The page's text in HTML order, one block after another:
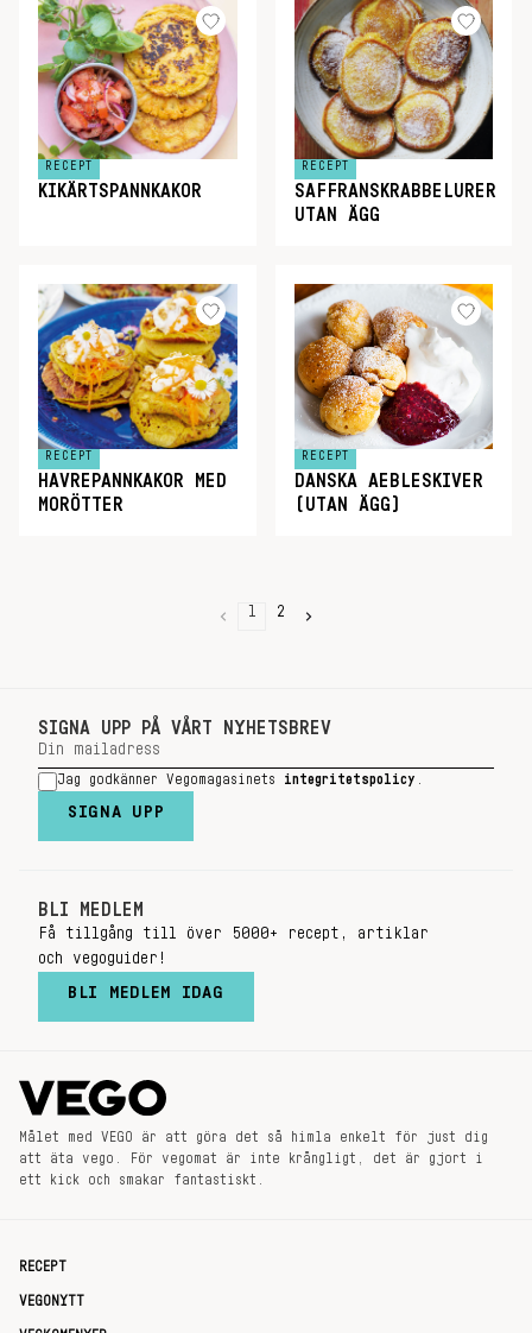
RECEPT
KIKÄRTSPANNKAKOR
RECEPT
SAFFRANSKRABBELURER
UTAN ÄGG
RECEPT
HAVREPANNKAKOR MED
MORÖTTER
RECEPT
DANSKA AEBLESKIVER
(UTAN ÄGG)
1 2
SIGNA UPP PÅ VÅRT NYHETSBREV
Jag godkänner Vegomagasinets integritetspolicy
SIGNA UPP
BLI MEDLEM
Få tillgång till över 5000+ recept, artiklar
och vegoguider!
BLI MEDLEM IDAG
Målet med VEGO är att göra det så himla enkelt för just dig
att äta vego. För vegomat är inte krångligt, det är gjort i
ett kick och smakar fantastiskt.
RECEPT
VEGONYTT